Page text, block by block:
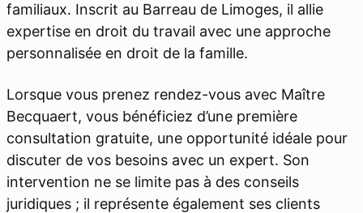
familiaux. Inscrit au Barreau de Limoges, il allie
expertise en droit du travail avec une approche
personnalisée en droit de la famille.
Lorsque vous prenez rendez-vous avec Maître
Becquaert, vous bénéficiez d’une première
consultation gratuite, une opportunité idéale pour
discuter de vos besoins avec un expert. Son
intervention ne se limite pas à des conseils
juridiques ; il représente également ses clients